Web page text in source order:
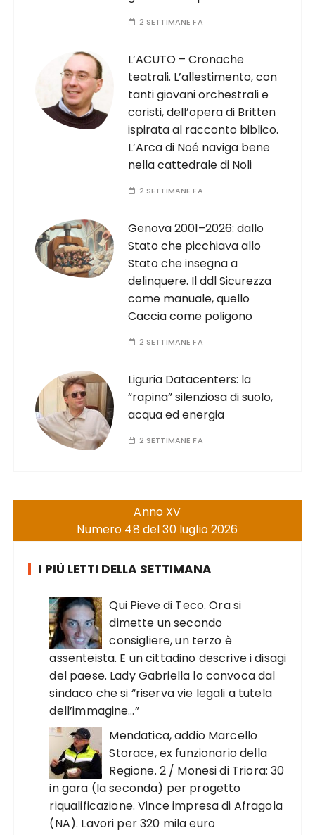
2 SETTIMANE FA
L’ACUTO – Cronache
teatrali. L’allestimento, con
tanti giovani orchestrali e
coristi, dell’opera di Britten
ispirata al racconto biblico.
L’Arca di Noé naviga bene
nella cattedrale di Noli
2 SETTIMANE FA
Genova 2001–2026: dallo
Stato che picchiava allo
Stato che insegna a
delinquere. Il ddl Sicurezza
come manuale, quello
Caccia come poligono
2 SETTIMANE FA
Liguria Datacenters: la
“rapina” silenziosa di suolo,
acqua ed energia
2 SETTIMANE FA
Anno XV
Numero 48 del 30 luglio 2026
I PIÙ LETTI DELLA SETTIMANA
Qui Pieve di Teco. Ora si
dimette un secondo
consigliere, un terzo è
assenteista. E un cittadino descrive i disagi
del paese. Lady Gabriella lo convoca dal
sindaco che si “riserva vie legali a tutela
dell’immagine…”
Mendatica, addio Marcello
Storace, ex funzionario della
Regione. 2 / Monesi di Triora: 30
in gara (la seconda) per progetto
riqualificazione. Vince impresa di Afragola
(NA). Lavori per 320 mila euro